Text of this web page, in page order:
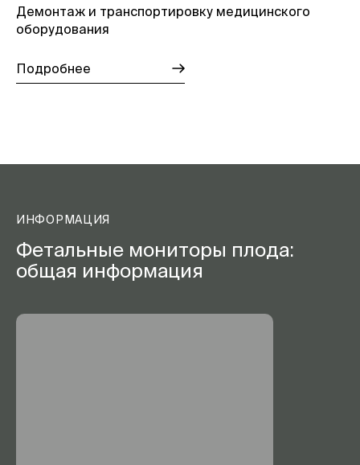
Демонтаж и транспортировку медицинского
оборудования
Подробнее
ИНФОРМАЦИЯ
Фетальные мониторы плода:
общая информация